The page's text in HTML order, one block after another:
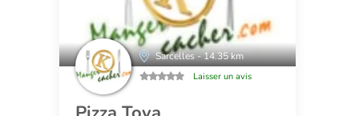
Sarcelles - 14.35 km
Laisser un avis